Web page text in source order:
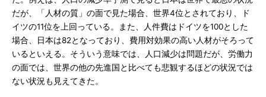
だが、「人材の質」の面で見た場合、世界4位とされており、ド
イツの11位を上回っている。また、人件費はドイツを100とした
場合、日本は82となっており、費用対効果の高い人材がそろって
いるといえる。そういう意味では、人口減少は問題だが、労働力
の面では、世界の他の先進国と比べても悲観するほどの状況では
ない状況も見えてきた。